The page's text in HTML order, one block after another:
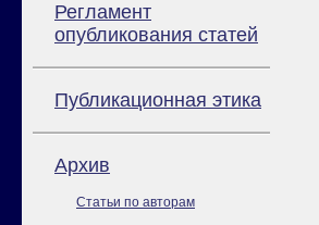
Регламент
опубликования статей
Публикационная этика
Архив
Статьи по авторам